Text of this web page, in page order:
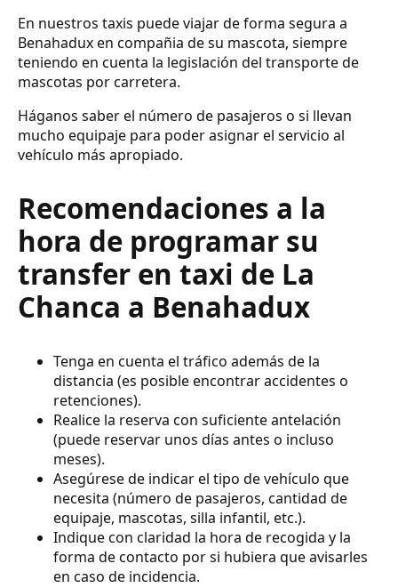
En nuestros taxis puede viajar de forma segura a
Benahadux en compañia de su mascota, siempre
teniendo en cuenta la legislación del transporte de
mascotas por carretera.
Háganos saber el número de pasajeros o si llevan
mucho equipaje para poder asignar el servicio al
vehículo más apropiado.
Recomendaciones a la
hora de programar su
transfer en taxi de La
Chanca a Benahadux
Tenga en cuenta el tráfico además de la
distancia (es posible encontrar accidentes o
retenciones).
Realice la reserva con suficiente antelación
(puede reservar unos días antes o incluso
meses).
Asegúrese de indicar el tipo de vehículo que
necesita (número de pasajeros, cantidad de
equipaje, mascotas, silla infantil, etc.).
Indique con claridad la hora de recogida y la
forma de contacto por si hubiera que avisarles
en caso de incidencia.